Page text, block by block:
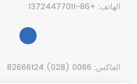
الهاتف: +86-13724477011
الفاكس: 0086 (028) 82666124